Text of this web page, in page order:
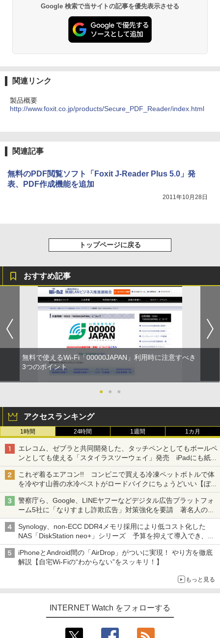
Google 検索で当サイトの記事を優先表示させる
関連リンク
製品概要
http://www.foxit.co.jp/products/Secure_PDF_Reader/index.html
関連記事
無料のPDF閲覧ソフト「Foxit J-Reader Plus 5.0」発
表、PDF作成機能を追加
2011年10月28日
トップページに戻る
おすすめ記事
無料で使えるWi-Fi「00000JAPAN」利用時に注意すべき
3つのポイント
● ● ●
アクセスランキング
1時間 24時間 1週間 1カ月
エレコム、ゼブラと共同開発した、タッチペンとしてもボールペ
ンとしても使える「スタイラスツーウェイ」発売 iPadにも紙に
も、持ち替えずに書き込める
これぞ着るエアコン!! コンビニで買える冷凍ペットボトルで体
を冷やす山善の水冷ベストがロードバイクにちょうどいい【ぼっ
ち・ざ・ろーど！その14】【空いた時間でなにしてる？】
警察庁ら、Google、LINEヤフーなどデジタル広告プラットフォ
ーム5社に「なりすまし詐欺広告」対策強化を要請 著名人の写
真や映像を使った投資詐欺などへの対策として
Synology、non-ECC DDR4メモリ採用により低コスト化した
NAS「DiskStation neo+」シリーズ 予算を抑えて導入でき、
ECCメモリへのアップグレードも可能
iPhoneとAndroid間の「AirDrop」がついに実現！ やり方を徹底
解説【自宅Wi-Fiの“わからない”をスッキリ！】
もっと見る
INTERNET Watch をフォローする